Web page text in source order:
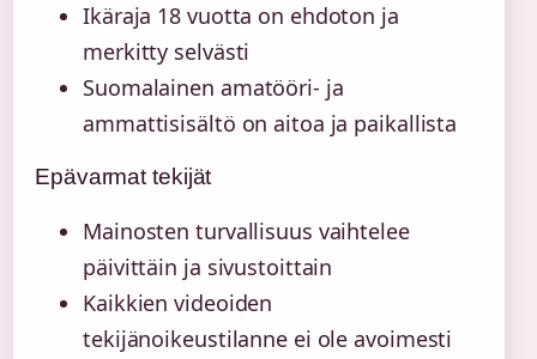
Ikäraja 18 vuotta on ehdoton ja
merkitty selvästi
Suomalainen amatööri- ja
ammattisisältö on aitoa ja paikallista
Epävarmat tekijät
Mainosten turvallisuus vaihtelee
päivittäin ja sivustoittain
Kaikkien videoiden
tekijänoikeustilanne ei ole avoimesti